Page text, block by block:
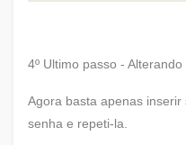
4º Ultimo passo -
Agora basta apenas
senha e repeti-la.